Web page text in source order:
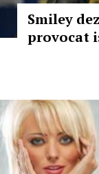
Smiley
provocat